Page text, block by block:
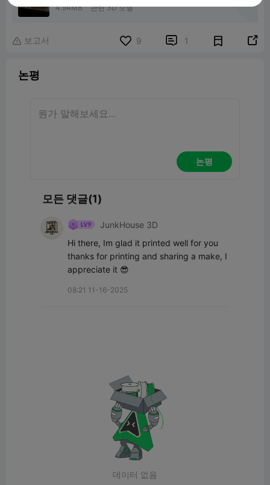
4.94MB 관련 3D 모델
 보고서 9  1 
논평
논평
모든 댓글(1)
JunkHouse 3D
Hi there, Im glad it printed well for you
thanks for printing and sharing a make, I
appreciate it 😎
08:21 11-16-2025
데이터 없음